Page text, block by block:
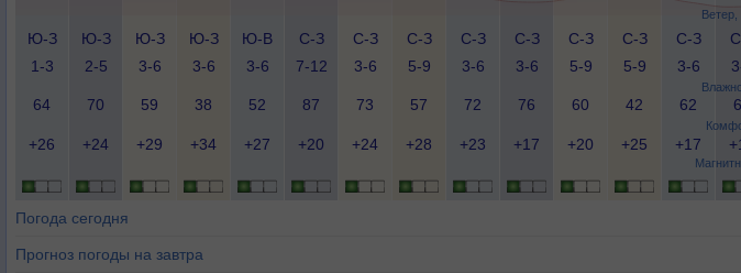
Ветер,
Ю-З
1-3
Ю-З
2-5
Ю-З
3-6
Ю-З
3-6
Ю-В
3-6
С-З
7-12
С-З
3-6
С-З
5-9
С-З
3-6
С-З
3-6
С-З
5-9
С-З
5-9
С-З
3-6
64 70 59 38 52 87 73 57 72 76 60 42 62
+26 +24 +29 +34 +27 +20 +24 +28 +23 +17 +20 +25 +17
Погода сегодня
Прогноз погоды на завтра